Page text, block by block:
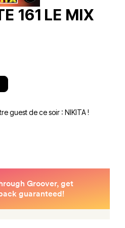
161 LE MIX
guest de ce soir : NIKITA !